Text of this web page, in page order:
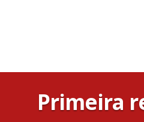
Primeira